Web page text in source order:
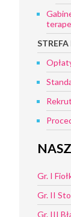
Gr. I
Gr. II
Gr. III